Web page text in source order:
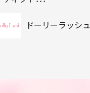
ドーリーラッシュ